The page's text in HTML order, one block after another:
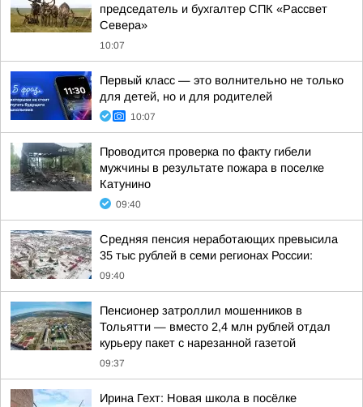
председатель и бухгалтер СПК «Рассвет
Севера»
10:07
Первый класс — это волнительно не только
для детей, но и для родителей
10:07
Проводится проверка по факту гибели
мужчины в результате пожара в поселке
Катунино
09:40
Средняя пенсия неработающих превысила
35 тыс рублей в семи регионах России:
09:40
Пенсионер затроллил мошенников в
Тольятти — вместо 2,4 млн рублей отдал
курьеру пакет с нарезанной газетой
09:37
Ирина Гехт: Новая школа в посёлке